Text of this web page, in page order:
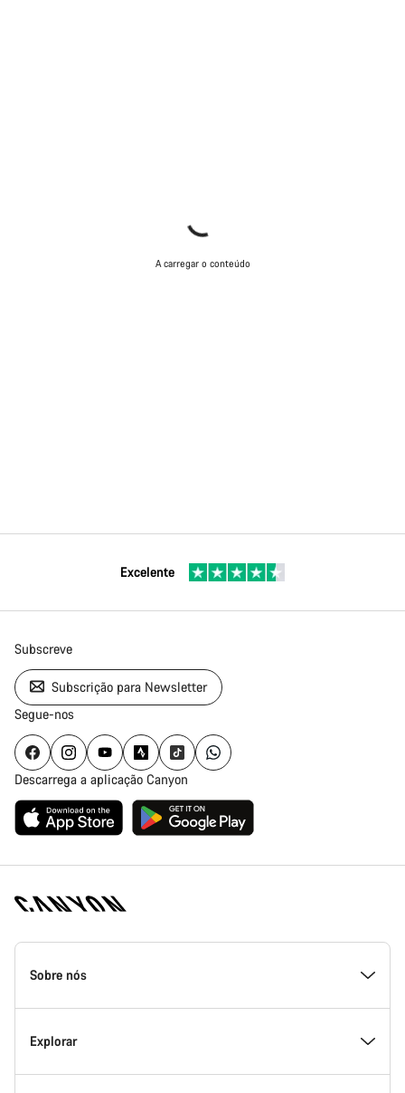
A carregar o conteúdo
Excelente
Subscreve
Subscrição para Newsletter
Segue-nos
Descarrega a aplicação Canyon
Rodapé
inicial
Sobre nós
Dentro da Canyon
Explorar